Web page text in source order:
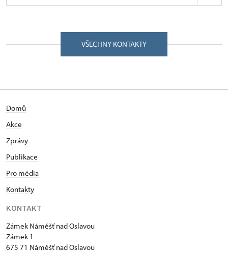
Zámek 1/, Náměšť nad Oslavou 67571
2005 soukromě studoval u prof. Rudolfa Pečmana z
hudební dějiny náměšťského zámku.
VŠECHNY KONTAKTY
Domů
Akce
Zprávy
Publikace
Pro média
Kontakty
KONTAKT
Zámek Náměšť nad Oslavou
Zámek 1
675 71 Náměšť nad Oslavou